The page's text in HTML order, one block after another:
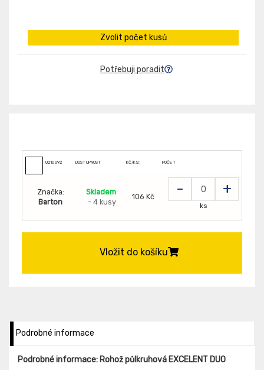
Zvolit počet kusů
Potřebuji poradit
0210092 DOSTUPNOST KČ/KS: POČET
Značka:
Barton
Skladem
- 4 kusy
106 Kč - +
ks
Vložit do košíku
Podrobné informace
Podrobné informace: Rohož půlkruhová EXCELENT DUO